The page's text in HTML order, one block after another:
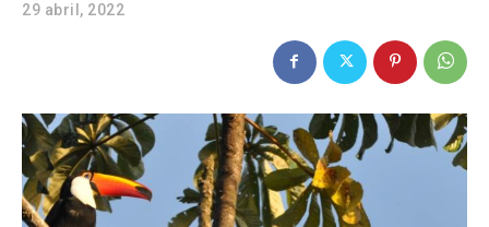
29 abril, 2022